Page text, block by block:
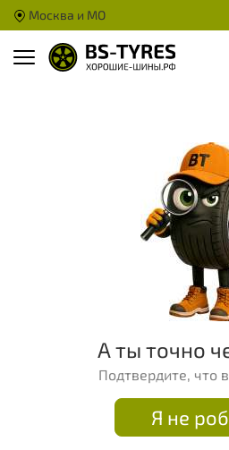
Москва и МО
А ты точно
Подтвердите, что
Я не